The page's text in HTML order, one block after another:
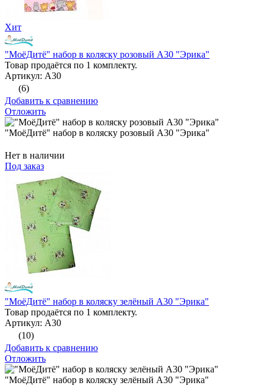
Хит
"МоёДитё" набор в коляску розовый А30 "Эрика"
Товар продаётся по 1 комплекту.
Артикул: А30
(6)
Добавить к сравнению
Отложить
"МоёДитё" набор в коляску розовый А30 "Эрика"
Нет в наличии
Под заказ
"МоёДитё" набор в коляску зелёный А30 "Эрика"
Товар продаётся по 1 комплекту.
Артикул: А30
(10)
Добавить к сравнению
Отложить
"МоёДитё" набор в коляску зелёный А30 "Эрика"